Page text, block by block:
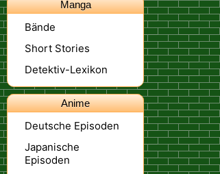
Manga
Bände
Short Stories
Detektiv-Lexikon
Anime
Deutsche Episoden
Japanische
Episoden